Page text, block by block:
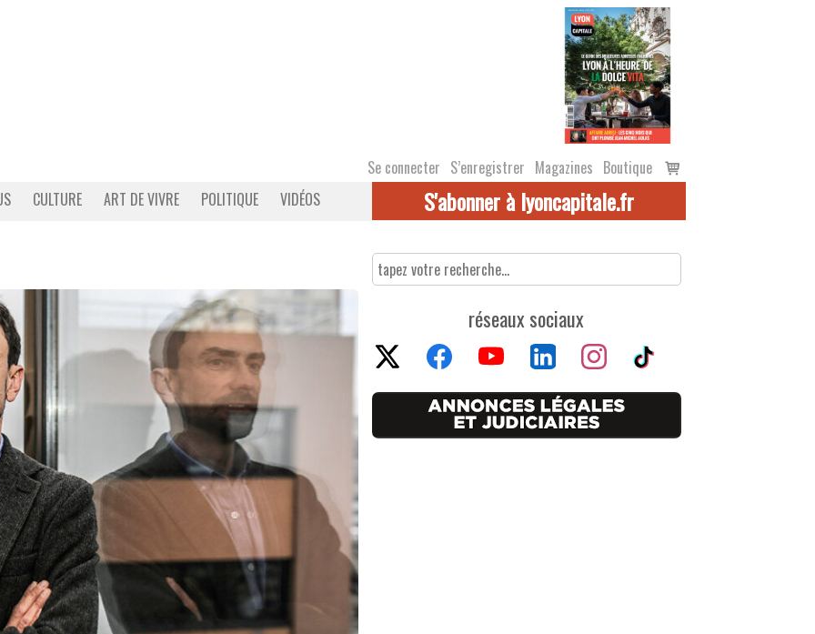
Se connecter S’enregistrer Magazines Boutique
Voir
le
CULTURE ART DE VIVRE POLITIQUE VIDÉOS S'abonner à lyoncapitale.fr
réseaux sociaux